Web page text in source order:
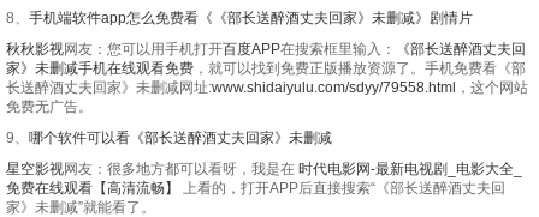
8、 手机端软件app怎么免费看《《部长送醉酒丈夫回家》未删减》剧情片
秋秋影视网友：您可以用手机打开百度APP在搜索框里输入：
《部长送醉酒丈夫回
家》未删减手机在线观看免费 ，就可以找到免费正版播放资源了。手机免费看《部
长送醉酒丈夫回家》未删减网址:www.shidaiyulu.com/sdyy/79558.html ，这个网站
免费无广告。
9、 哪个软件可以看《部长送醉酒丈夫回家》未删减
星空影视网友：很多地方都可以看呀，我是在 时代电影网-最新电视剧_电影大全_
免费在线观看【高清流畅】
上看的，打开APP后直接搜索“《部长送醉酒丈夫回
家》未删减”就能看了。